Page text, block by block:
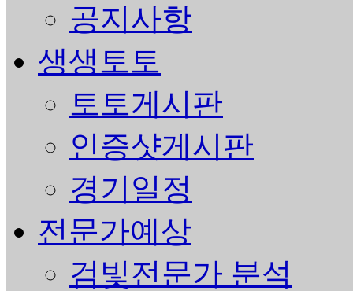
공지사항
생생토토
토토게시판
인증샷게시판
경기일정
전문가예상
검빛전문가 분석